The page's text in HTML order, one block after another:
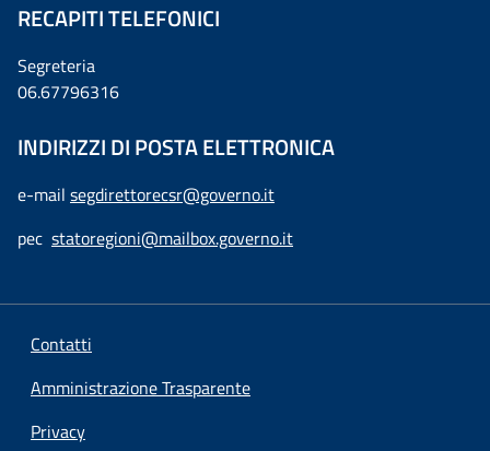
RECAPITI TELEFONICI
Segreteria
06.67796316
INDIRIZZI DI POSTA ELETTRONICA
e-mail segdirettorecsr@governo.it
pec statoregioni@mailbox.governo.it
Contatti
Amministrazione Trasparente
Privacy